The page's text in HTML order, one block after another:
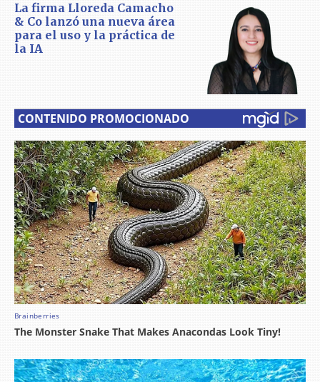
La firma Lloreda Camacho
& Co lanzó una nueva área
para el uso y la práctica de
la IA